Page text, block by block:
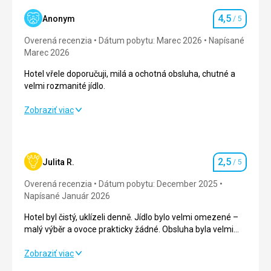
Anonym Hodnotenie
4,5 / 5
Overená recenzia Dátum pobytu: Marec 2026
Napísané
Marec 2026
Hotel vřele doporučuji, milá a ochotná obsluha, chutné a
velmi rozmanité jídlo.
Hotel vřele doporučuji, milá a ochotná obsluha, chutné a
Ubytovanie 4,0/ 5
Okolie
Služby 4,0/ 5
Zobraziť viac
Julita R. Hodnotenie
2,5 / 5
Overená recenzia
Dátum pobytu: December 2025
Napísané Január 2026
Hotel byl čistý, uklízeli denně. Jídlo bylo velmi omezené –
malý výběr a ovoce prakticky žádné. Obsluha byla velmi
Hotel byl čistý, uklízeli denně. Jídlo bylo velmi omezené –
Zobraziť viac